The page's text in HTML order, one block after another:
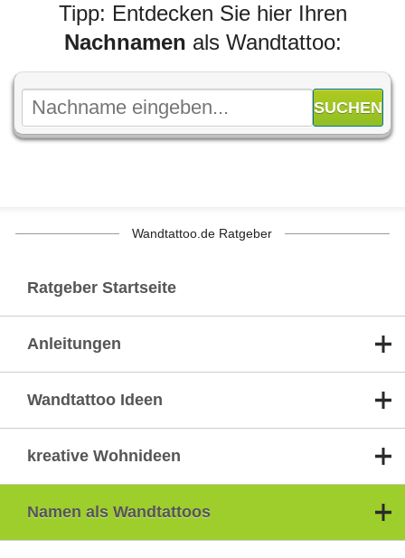
Tipp: Entdecken Sie hier Ihren
Nachnamen als Wandtattoo:
Wandtattoo.de Ratgeber
Ratgeber Startseite
Anleitungen
Wandtattoo Ideen
kreative Wohnideen
Namen als Wandtattoos